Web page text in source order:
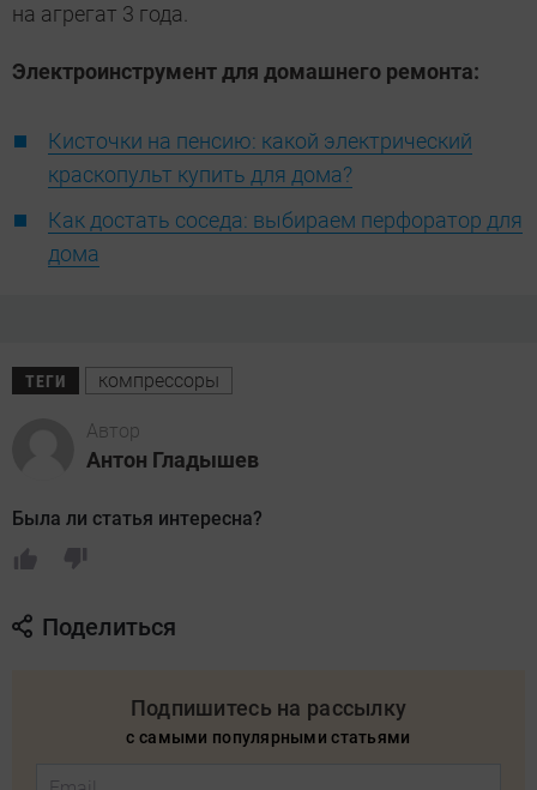
на агрегат 3 года.
Электроинструмент для домашнего ремонта:
Кисточки на пенсию: какой электрический
краскопульт купить для дома?
Как достать соседа: выбираем перфоратор для
дома
ТЕГИ компрессоры
Автор
Антон Гладышев
Была ли статья интересна?
Поделиться
Подпишитесь на рассылку
с самыми популярными статьями